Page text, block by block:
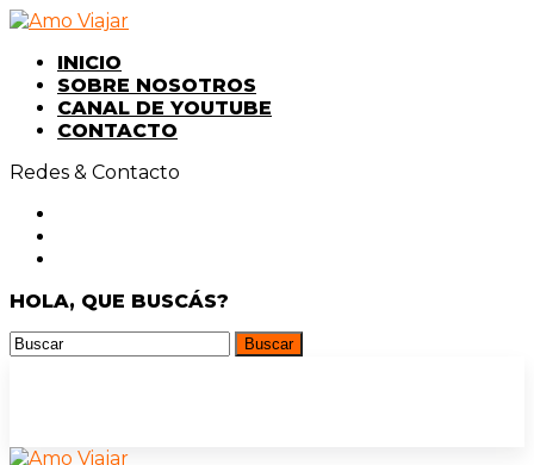
INICIO
SOBRE NOSOTROS
CANAL DE YOUTUBE
CONTACTO
Redes & Contacto
HOLA, QUE BUSCÁS?